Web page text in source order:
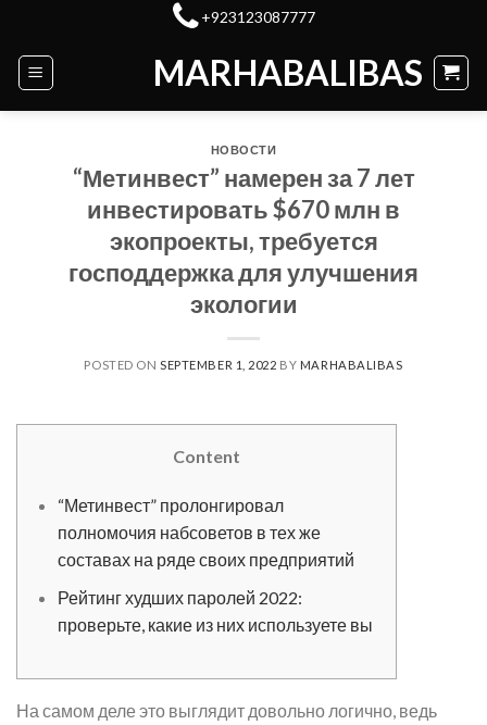
content
+923123087777
MARHABALIBAS
НОВОСТИ
“Метинвест” намерен за 7 лет
инвестировать $670 млн в
экопроекты, требуется
господдержка для улучшения
экологии
POSTED ON SEPTEMBER 1, 2022 BY MARHABALIBAS
Content
“Метинвест” пролонгировал
полномочия набсоветов в тех же
составах на ряде своих предприятий
Рейтинг худших паролей 2022:
проверьте, какие из них используете вы
На самом деле это выглядит довольно логично, ведь